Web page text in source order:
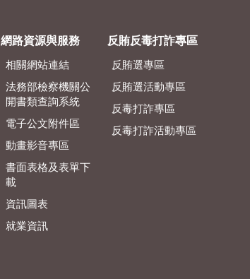
網路資源與服務
相關網站連結
法務部檢察機關公
開書類查詢系統
電子公文附件區
動畫影音專區
書面表格及表單下
載
資訊圖表
就業資訊
反賄反毒打詐專區
反賄選專區
反賄選活動專區
反毒打詐專區
反毒打詐活動專區